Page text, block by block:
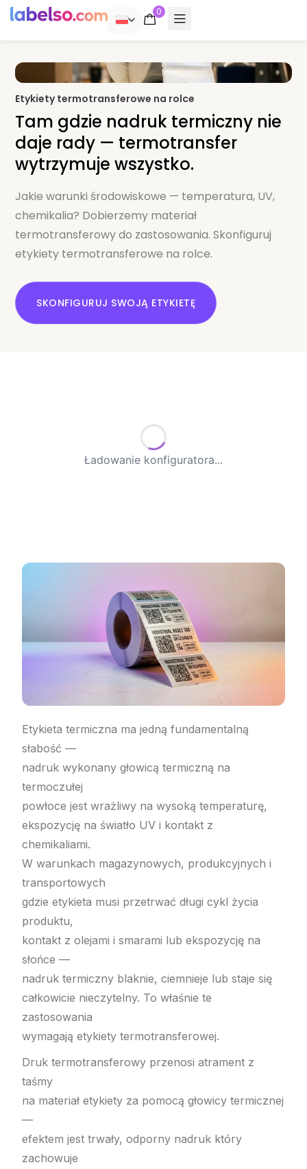
POLSKI
0
Etykiety termotransferowe na rolce
Tam gdzie nadruk termiczny nie
daje rady — termotransfer
wytrzymuje wszystko.
Jakie warunki środowiskowe — temperatura, UV,
chemikalia? Dobierzemy materiał
termotransferowy do zastosowania. Skonfiguruj
etykiety termotransferowe na rolce.
SKONFIGURUJ SWOJĄ ETYKIETĘ
Ładowanie konfiguratora...
Etykieta termiczna ma jedną fundamentalną
słabość —
nadruk wykonany głowicą termiczną na
termoczułej
powłoce jest wrażliwy na wysoką temperaturę,
ekspozycję na światło UV i kontakt z
chemikaliami.
W warunkach magazynowych, produkcyjnych i
transportowych
gdzie etykieta musi przetrwać długi cykl życia
produktu,
kontakt z olejami i smarami lub ekspozycję na
słońce —
nadruk termiczny blaknie, ciemnieje lub staje się
całkowicie nieczytelny. To właśnie te
zastosowania
wymagają etykiety termotransferowej.
Druk termotransferowy przenosi atrament z
taśmy
na materiał etykiety za pomocą głowicy termicznej
—
efektem jest trwały, odporny nadruk który
zachowuje